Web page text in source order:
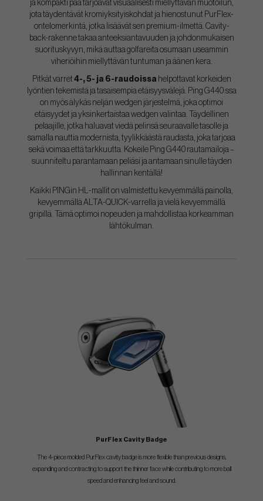
ja kompakti pää tarjoavat visuaalisesti miellyttävän muotoilun,
jota täydentävät kromiyksityiskohdat ja hienostunut PurFlex-
ontelomerkintä, jotka lisäävät sen premium-ilmettä. Cavity-
back-rakenne takaa anteeksiantavuuden ja johdonmukaisen
suorituskyvyn, mikä auttaa golfareita osumaan useammin
viheriöihin miellyttävän tuntuman ja äänen kera.
Pitkät varret 4-, 5- ja 6-raudoissa helpottavat korkeiden
lyöntien tekemistä ja tasaisempia etäisyysvälejä. Ping G440:ssa
on myös älykäs neljän wedgen järjestelmä, joka optimoi
etäisyydet ja yksinkertaistaa wedgen valintaa. Täydellinen
pelaajille, jotka haluavat viedä pelinsä seuraavalle tasolle ja
samalla nauttia modernista, tyylikkäästä raudasta, joka tarjoaa
sekä voimaa että tarkkuutta. Kokeile Ping G440 rautamailoja –
suunniteltu parantamaan peliäsi ja antamaan sinulle täyden
hallinnan kentällä!
Kaikki PINGin HL-mallit on valmistettu kevyemmällä painolla,
kevyemmällä ALTA-QUICK-varrella ja vielä kevyemmällä
gripillä. Tämä optimoi nopeuden ja mahdollistaa korkeamman
lähtökulman.
PurFlex Cavity Badge
The 4-piece molded PurFlex cavity badge is more flexible than previous designs,
expanding and contracting to support the thinner face while contributing to more ball
speed and enhancing feel and sound.